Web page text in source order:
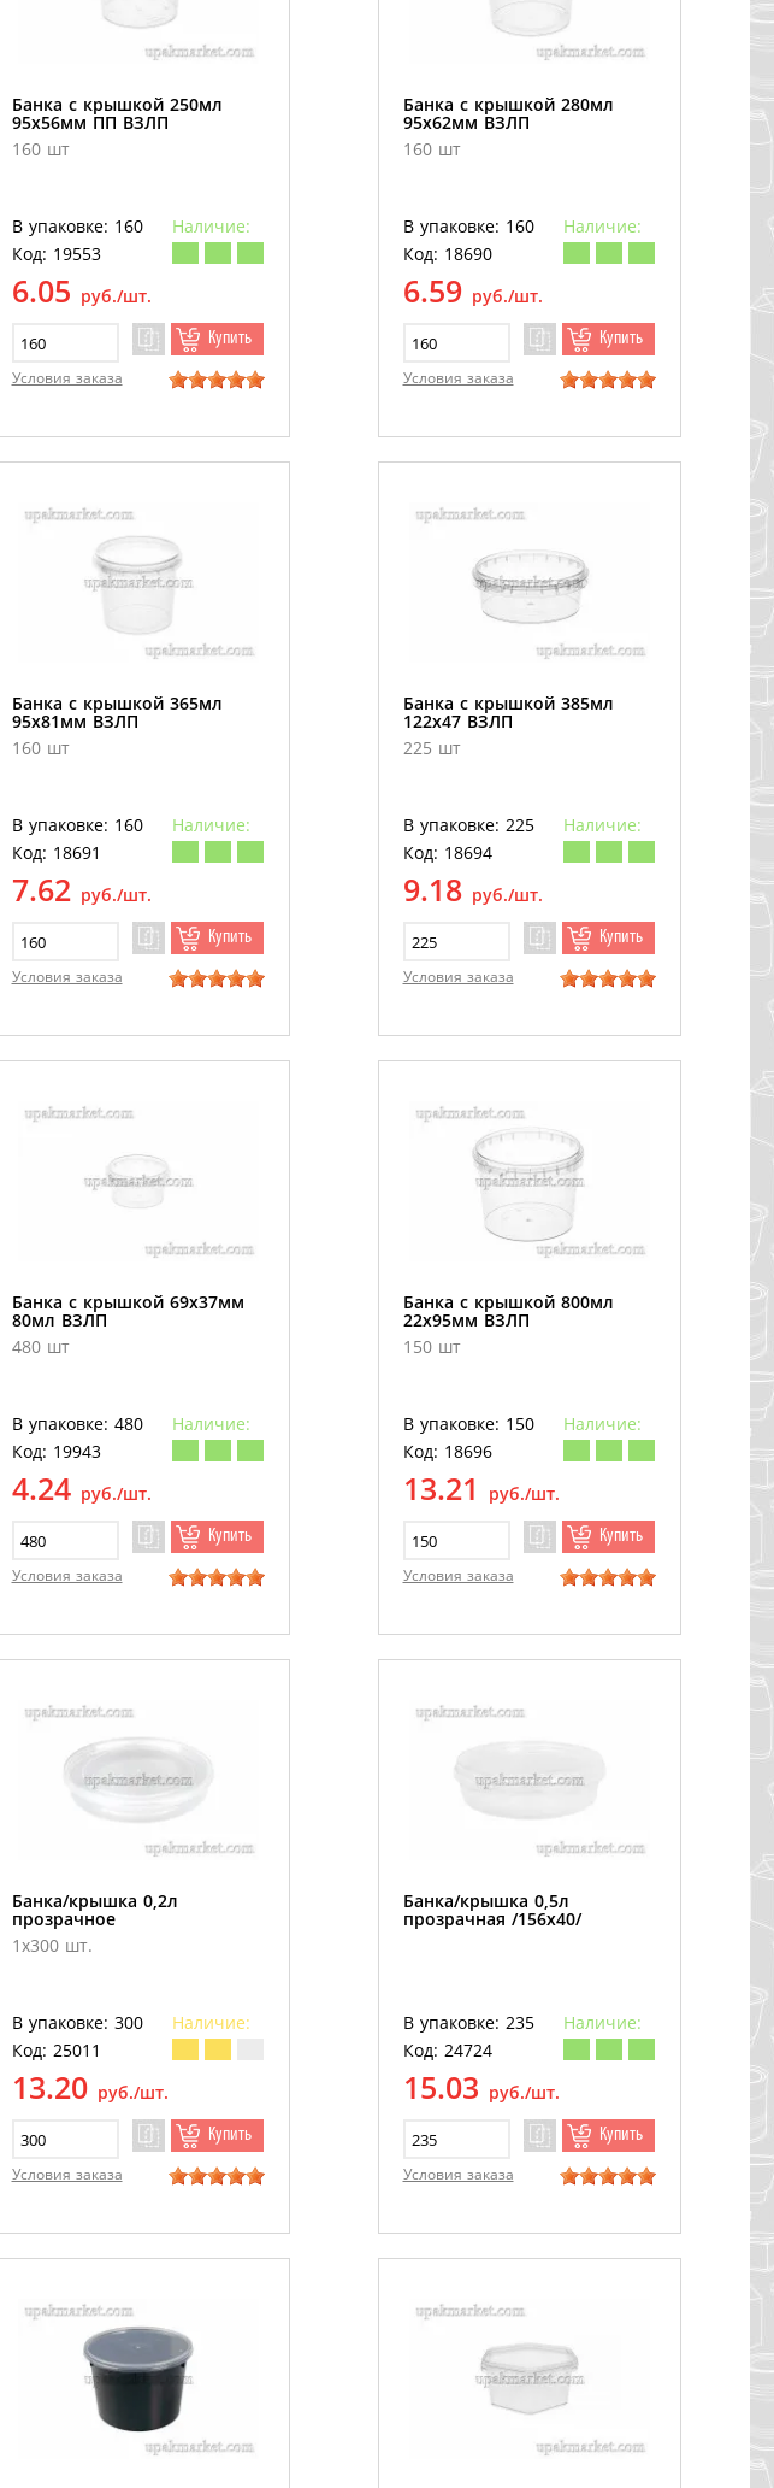
Банка с крышкой 250мл
95х56мм ПП ВЗЛП
160 шт
В упаковке: 160
Наличие:
Код: 19553
6.05 руб./шт.
Купить
Условия заказа
Банка с крышкой 280мл
95х62мм ВЗЛП
160 шт
В упаковке: 160
Наличие:
Код: 18690
6.59 руб./шт.
Купить
Условия заказа
Банка с крышкой 365мл
95х81мм ВЗЛП
160 шт
В упаковке: 160
Наличие:
Код: 18691
7.62 руб./шт.
Купить
Условия заказа
Банка с крышкой 385мл
122х47 ВЗЛП
225 шт
В упаковке: 225
Наличие:
Код: 18694
9.18 руб./шт.
Купить
Условия заказа
Банка с крышкой 69х37мм
80мл ВЗЛП
480 шт
В упаковке: 480
Наличие:
Код: 19943
4.24 руб./шт.
Купить
Условия заказа
Банка с крышкой 800мл
22х95мм ВЗЛП
150 шт
В упаковке: 150
Наличие:
Код: 18696
13.21 руб./шт.
Купить
Условия заказа
Банка/крышка 0,2л
прозрачное
1х300 шт.
В упаковке: 300
Наличие:
Код: 25011
13.20 руб./шт.
Купить
Условия заказа
Банка/крышка 0,5л
прозрачная /156х40/
В упаковке: 235
Наличие:
Код: 24724
15.03 руб./шт.
Купить
Условия заказа